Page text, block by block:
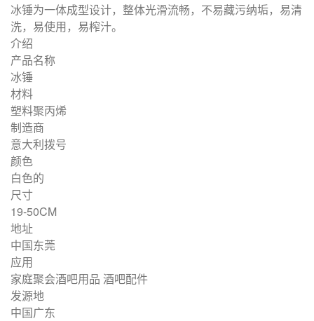
冰锤为一体成型设计，整体光滑流畅，不易藏污纳垢，易清
洗，易使用，易榨汁。
介绍
产品名称
冰锤
材料
塑料聚丙烯
制造商
意大利拨号
颜色
白色的
尺寸
19-50CM
地址
中国东莞
应用
家庭聚会酒吧用品 酒吧配件
发源地
中国广东